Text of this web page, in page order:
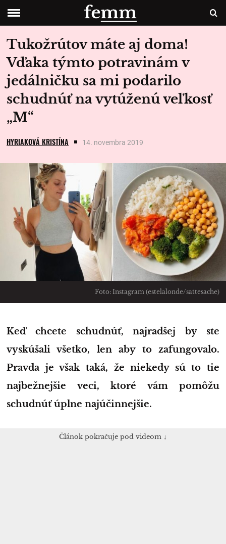
Tukožrútov máte aj doma!
Vďaka týmto potravinám v
jedálničku sa mi podarilo
schudnúť na vytúženú veľkosť
„M“
HYRIAKOVÁ KRISTÍNA 14. novembra 2019
Foto: Instagram (estelalonde/sattesache)
Keď chcete schudnúť, najradšej by ste
vyskúšali všetko, len aby to zafungovalo.
Pravda je však taká, že niekedy sú to tie
najbežnejšie veci, ktoré vám pomôžu
schudnúť úplne najúčinnejšie.
Článok pokračuje pod videom ↓